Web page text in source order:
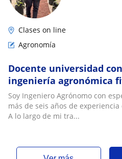
Clases on line
Agronomía
Docente universidad
ingeniería agronómica
Soy Ingeniero Agrónomo con
más de seis años de
A lo largo de mi tra...